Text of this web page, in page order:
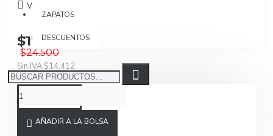
ZAPATOS
DESCUENTOS
Visto: 10161
$17.150
$24.500
Sin IVA $14.412
AÑADIR A LA BOLSA